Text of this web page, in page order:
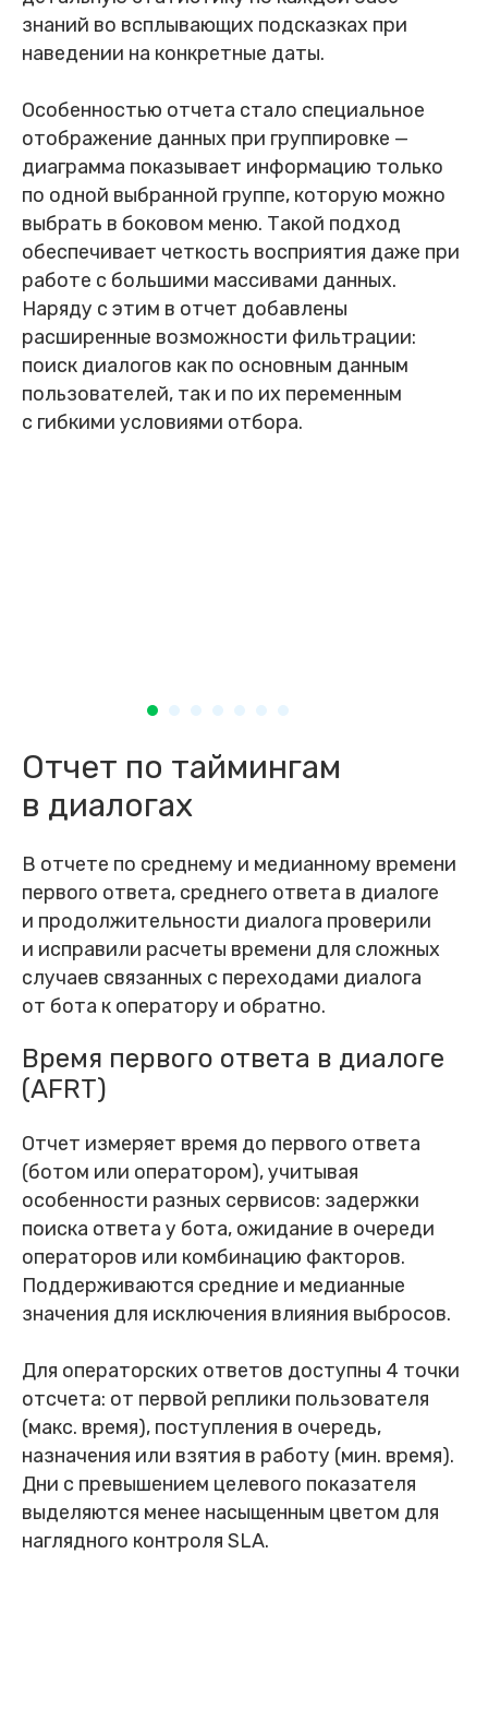
знаний во всплывающих подсказках при
наведении на конкретные даты.
Особенностью отчета стало специальное
отображение данных при группировке —
диаграмма показывает информацию только
по одной выбранной группе, которую можно
выбрать в боковом меню. Такой подход
обеспечивает четкость восприятия даже при
работе с большими массивами данных.
Наряду с этим в отчет добавлены
расширенные возможности фильтрации:
поиск диалогов как по основным данным
пользователей, так и по их переменным
с гибкими условиями отбора .
Отчет по таймингам
в диалогах
В отчете по среднему и медианному времени
первого ответа, среднего ответа в диалоге
и продолжительности диалога проверили
и исправили расчеты времени для сложных
случаев связанных с переходами диалога
от бота к оператору и обратно.
Время первого ответа в диалоге
(AFRT)
Отчет измеряет время до первого ответа
(ботом или оператором), учитывая
особенности разных сервисов: задержки
поиска ответа у бота, ожидание в очереди
операторов или комбинацию факторов.
Поддерживаются средние и медианные
значения для исключения влияния выбросов.
Для операторских ответов доступны 4 точки
отсчета: от первой реплики пользователя
(макс. время), поступления в очередь,
назначения или взятия в работу (мин. время).
Дни с превышением целевого показателя
выделяются менее насыщенным цветом для
наглядного контроля SLA.